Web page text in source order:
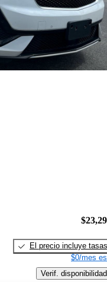
El precio incluye tasas
$0/mes
Verif. disponibilidad